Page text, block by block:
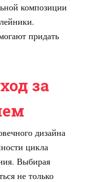
композиции
придать
за
дизайна
цикла
Выбирая
не только